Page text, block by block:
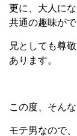
更に、大人に
共通の趣味がで
兄としても尊
あります。
この度、そん
モテ男なので